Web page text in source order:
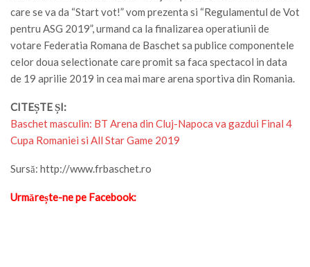
care se va da “Start vot!” vom prezenta si “Regulamentul de Vot
pentru ASG 2019”, urmand ca la finalizarea operatiunii de
votare Federatia Romana de Baschet sa publice componentele
celor doua selectionate care promit sa faca spectacol in data
de 19 aprilie 2019 in cea mai mare arena sportiva din Romania.
CITEȘTE ȘI:
Baschet masculin: BT Arena din Cluj-Napoca va gazdui Final 4
Cupa Romaniei si All Star Game 2019
Sursă: http://www.frbaschet.ro
Urmărește-ne pe Facebook: